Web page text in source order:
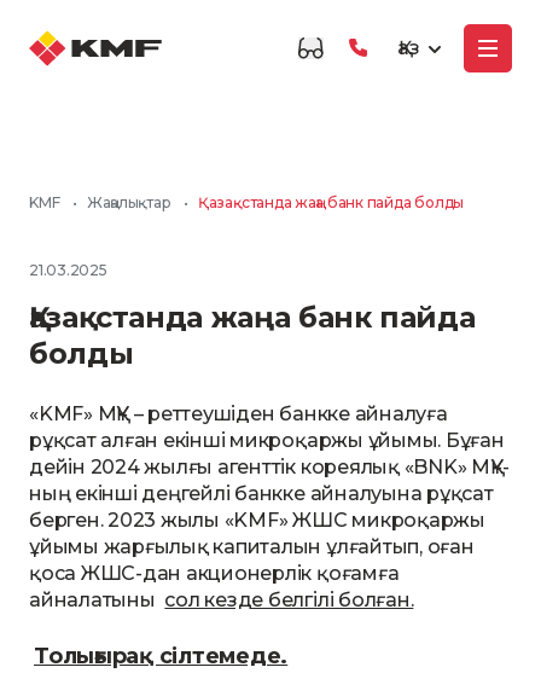
Қаз
KMF • Жаңалықтар • Қазақстанда жаңа банк пайда болды
21.03.2025
Қазақстанда жаңа банк пайда
болды
«KMF» МҚҰ – реттеушіден банкке айналуға
рұқсат алған екінші микроқаржы ұйымы. Бұған
дейін 2024 жылғы агенттік кореялық «BNK» МҚҰ-
ның екінші деңгейлі банкке айналуына рұқсат
берген. 2023 жылы «KMF» ЖШС микроқаржы
ұйымы жарғылық капиталын ұлғайтып, оған
қоса ЖШС-дан акционерлік қоғамға
айналатыны сол кезде белгілі болған.
Толығырақ сілтемеде.